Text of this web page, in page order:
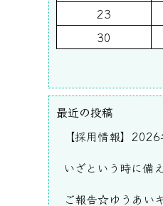
23
30
最近の投稿
【採用情報】
いざという時に備
ご報告☆ゆうあい